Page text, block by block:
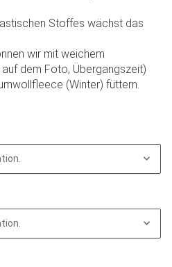
Stoffes wächst das
wir mit weichem
dem Foto, Übergangszeit)
(Winter) füttern.